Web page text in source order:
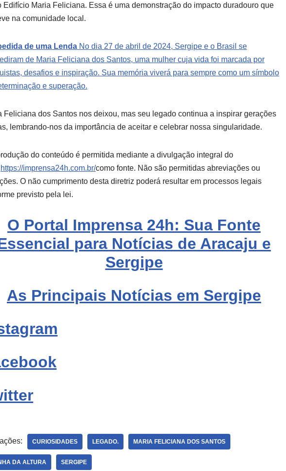
Edifício Maria Feliciana. Essa é uma demonstração do impacto duradouro que
na comunidade local.
de uma Lenda No dia 27 de abril de 2024, Sergipe e o Brasil se
de Maria Feliciana dos Santos, uma mulher cuja vida foi marcada por
desafios e inspiração. Sua memória viverá para sempre como um símbolo
e superação.
Feliciana dos Santos nos deixou, mas seu legado continua a inspirar gerações
lembrando-nos da importância de aceitar e celebrar nossa singularidade.
do conteúdo é permitida mediante a divulgação integral do
https://imprensa24h.com.br/como fonte. Não são permitidas abreviações ou
O não cumprimento desta diretriz poderá resultar em processos legais
previsto pela lei.
O Portal Imprensa 24h: Sua Fonte
para Notícias de Aracaju e
Sergipe
As Principais Notícias em Sergipe
CURIOSIDADES LEGADO. MARIA FELICIANA DOS SANTOS
DA ALTURA SERGIPE